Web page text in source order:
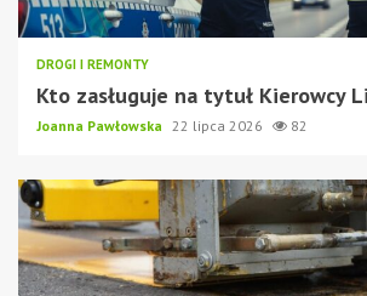
DROGI I REMONTY
Kto zasługuje na tytuł Kierowcy
Joanna Pawłowska 22 lipca 2026 82